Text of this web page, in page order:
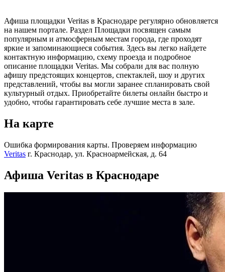
Афиша площадки Veritas в Краснодаре регулярно обновляется
на нашем портале. Раздел Площадки посвящен самым
популярным и атмосферным местам города, где проходят
яркие и запоминающиеся события. Здесь вы легко найдете
контактную информацию, схему проезда и подробное
описание площадки Veritas. Мы собрали для вас полную
афишу предстоящих концертов, спектаклей, шоу и других
представлений, чтобы вы могли заранее спланировать свой
культурный отдых. Приобретайте билеты онлайн быстро и
удобно, чтобы гарантировать себе лучшие места в зале.
На карте
Ошибка формирования карты. Проверяем информацию
Veritas г. Краснодар, ул. Красноармейская, д. 64
Афиша Veritas в Краснодаре